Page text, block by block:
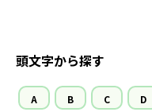
頭文字から探す
A B C D